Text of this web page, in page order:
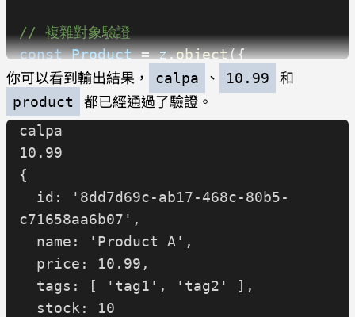
// 複雜對象驗證
const Product = z.object({
  id:
z.string().uuid
(),
  name:
z.string().min
  price:
z.number().positive(),
  tags:
z
number (). int nonnegative (),
const
username
.
console
user
你可以看到輸出結果， calpa 、 10.99 和
product 都已經通過了驗證。
calpa
10.99
{
c71658aa6b07',
  name: 'Product A',
  price: 10.99,
  tags: [ 'tag1', 'tag2' ],
  stock: 10